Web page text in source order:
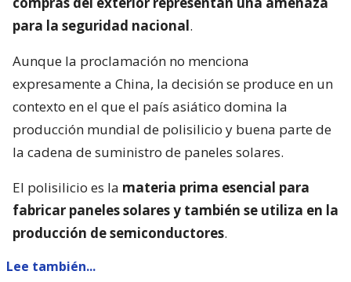
para la seguridad nacional.
Aunque la proclamación no menciona
expresamente a China, la decisión se produce en un
contexto en el que el país asiático domina la
producción mundial de polisilicio y buena parte de
la cadena de suministro de paneles solares.
El polisilicio es la materia prima esencial para
fabricar paneles solares y también se utiliza en la
producción de semiconductores.
Lee también...